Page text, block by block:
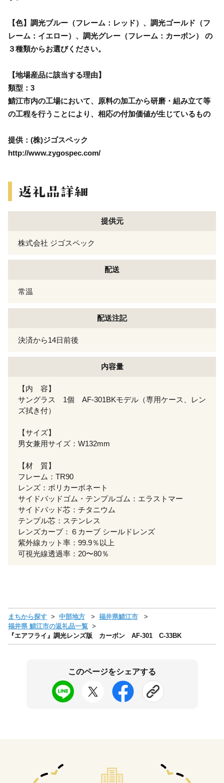
【色】調光ブルー（フレーム：レッド）、調光ゴールド（フ
レーム：イエロー）、調光グレー（フレーム：カーボン） の
３種類からお選びください。
【地場産品に該当する理由】
類型：3
鯖江市内の工場において、原料の加工から研磨・組み立て等
の工程を行うことにより、相応の付加価値が生じているもの
提供：(株)ジゴスペック
http://www.zygospec.com/
提供元
株式会社 ジゴスペック
配送
常温
配送注記
決済から14日前後
内容量
【内 容】
サングラス 1個 AF-301BKモデル（専用ケース、レン
ズ拭き付）
【サイズ】
男女兼用サイズ：W132mm
【材 質】
フレーム：TR90
レンズ：ポリカーボネート
サイドパッドゴム・テンプルゴム：エラストマー
サイドパッド芯：チタニウム
テンプル芯：ステンレス
レンズカーブ：６カーブ シールドレンズ
紫外線カット率：99.9％以上
可視光線透過率：20〜80％
まちから探す 中部地方
福井県鯖江市
福井県 鯖江市の返礼品一覧
『エアフライ』調光レンズ版 カーボン AF-301 C-33BK
このページをシェアする